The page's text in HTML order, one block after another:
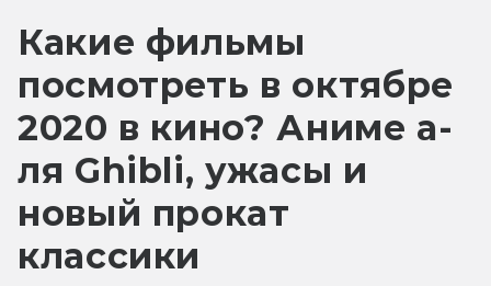
Какие фильмы
посмотреть в октябре
2020 в кино? Аниме а-
ля Ghibli, ужасы и
новый прокат
классики